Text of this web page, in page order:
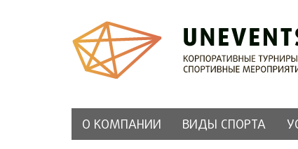
О КОМПАНИИ ВИДЫ СПОРТА